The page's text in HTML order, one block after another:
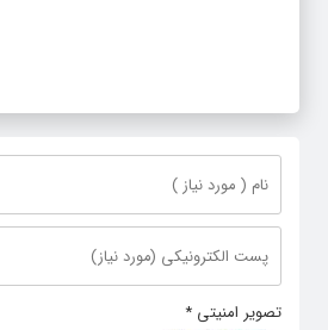
تصویر امنیتی *